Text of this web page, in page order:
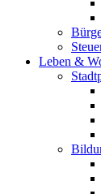
Leben &